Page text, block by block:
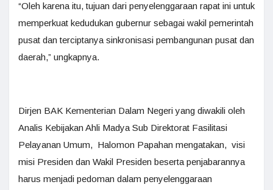
“Oleh karena itu, tujuan dari penyelenggaraan rapat ini untuk
memperkuat kedudukan gubernur sebagai wakil pemerintah
pusat dan terciptanya sinkronisasi pembangunan pusat dan
daerah,” ungkapnya.
Dirjen BAK Kementerian Dalam Negeri yang diwakili oleh
Analis Kebijakan Ahli Madya Sub Direktorat Fasilitasi
Pelayanan Umum, Halomon Papahan mengatakan, visi
misi Presiden dan Wakil Presiden beserta penjabarannya
harus menjadi pedoman dalam penyelenggaraan